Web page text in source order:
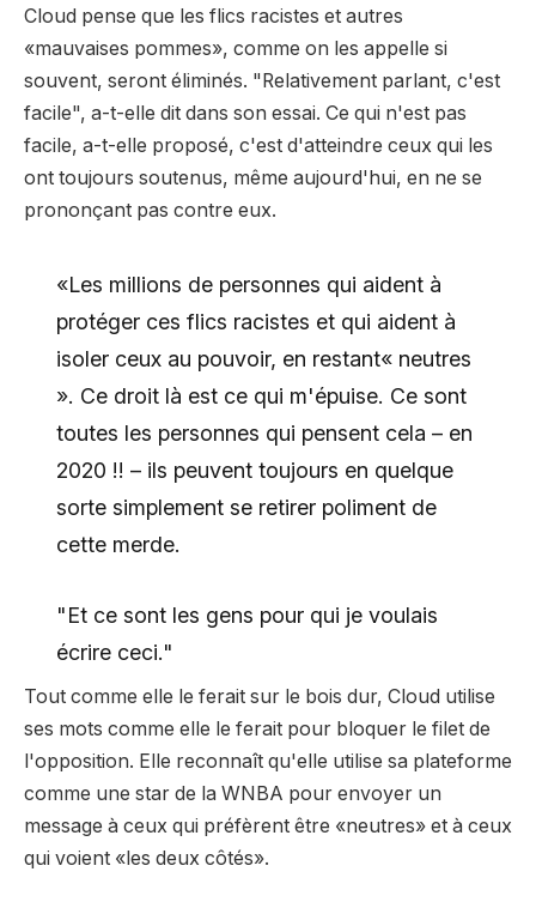
Cloud pense que les flics racistes et autres
«mauvaises pommes», comme on les appelle si
souvent, seront éliminés. "Relativement parlant, c'est
facile", a-t-elle dit dans son essai. Ce qui n'est pas
facile, a-t-elle proposé, c'est d'atteindre ceux qui les
ont toujours soutenus, même aujourd'hui, en ne se
prononçant pas contre eux.
«Les millions de personnes qui aident à
protéger ces flics racistes et qui aident à
isoler ceux au pouvoir, en restant« neutres
». Ce droit là est ce qui m'épuise. Ce sont
toutes les personnes qui pensent cela – en
2020 !! – ils peuvent toujours en quelque
sorte simplement se retirer poliment de
cette merde.
"Et ce sont les gens pour qui je voulais
écrire ceci."
Tout comme elle le ferait sur le bois dur, Cloud utilise
ses mots comme elle le ferait pour bloquer le filet de
l'opposition. Elle reconnaît qu'elle utilise sa plateforme
comme une star de la WNBA pour envoyer un
message à ceux qui préfèrent être «neutres» et à ceux
qui voient «les deux côtés».